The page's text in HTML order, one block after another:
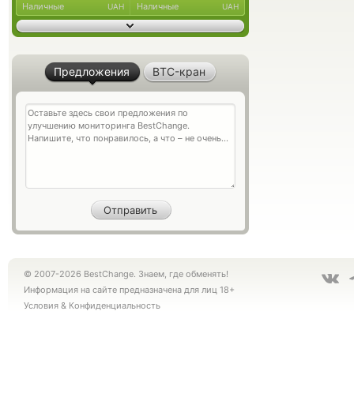
Наличные UAH Наличные UAH
Предложения BTC-кран
© 2007-2026 BestChange. Знаем, где обменять!
Информация на сайте предназначена для лиц 18+
Условия & Конфиденциальность